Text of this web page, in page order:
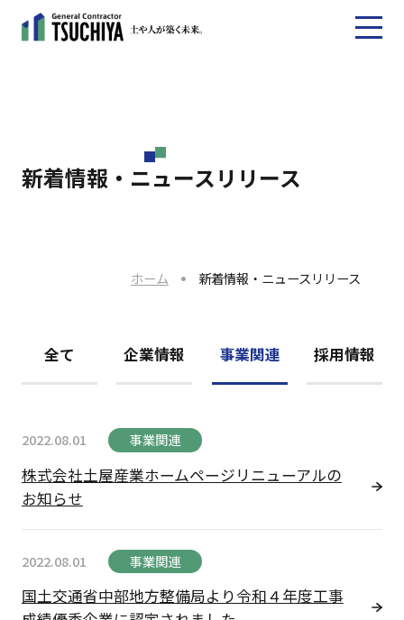
新着情報・ニュースリリース
ホーム 新着情報・ニュースリリース
全て 企業情報 事業関連 採用情報
2022.08.01 事業関連
株式会社土屋産業ホームページリニューアルの
お知らせ
2022.08.01 事業関連
国土交通省中部地方整備局より令和４年度工事